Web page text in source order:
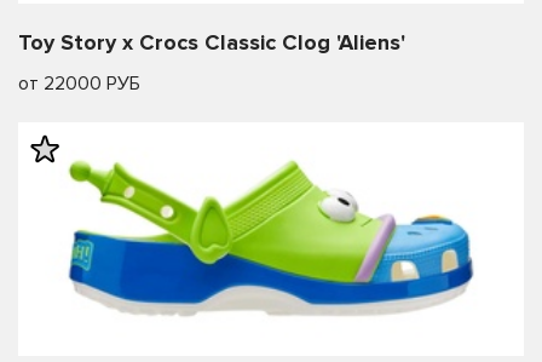
Toy Story x Crocs Classic Clog 'Aliens'
от 22000 РУБ